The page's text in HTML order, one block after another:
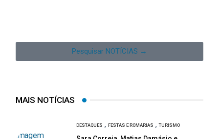
Pesquisar NOTÍCIAS →
MAIS NOTÍCIAS
DESTAQUES , FESTAS E ROMARIAS ,TURISMO